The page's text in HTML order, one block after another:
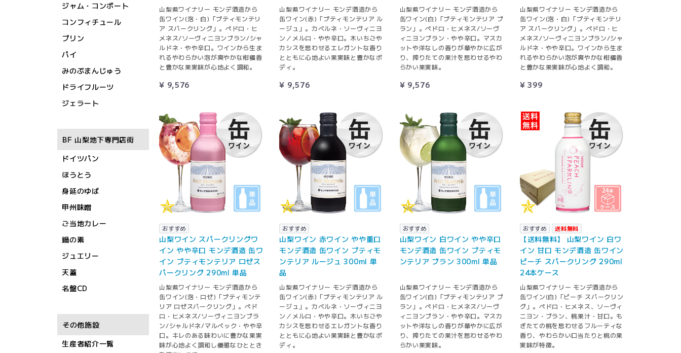
ジャム・コンポート
コンフィチュール
プリン
パイ
みのぶまんじゅう
ドライフルーツ
ジェラート
BF 山梨地下専門店街
ドイツパン
ほうとう
身延のゆば
甲州味噌
ご当地カレー
鍋の素
ジュエリー
天蓋
名盤CD
その他施設
生産者紹介一覧
山梨県ワイナリー モンデ酒造から
缶ワイン(泡・白)「プティモンテリ
ア スパークリング」。ペドロ・ヒ
メネス/ソーヴィニヨンブラン/シャ
ルドネ・やや辛口。ワインから生ま
れるやわらかい泡が爽やかな柑橘香
と豊かな果実味が心地よく調和。
¥ 9,576
山梨県ワイナリー モンデ酒造から
缶ワイン(赤)「プティモンテリア ル
ージュ」。カベルネ・ソーヴィニヨ
ン／メルロ・やや辛口。木いちごや
カシスを思わせるエレガントな香り
とともに心地よい果実味と豊かなボ
ディ。
¥ 9,576
山梨県ワイナリー モンデ酒造から
缶ワイン(白)「プティモンテリア ブ
ラン」。ペドロ・ヒメネス/ソーヴ
ィニヨンブラン・やや辛口。マスカ
ットや洋なしの香りが華やかに広が
り、搾りたての果汁を思わせるやわ
らかい果実味。
¥ 9,576
山梨県ワイナリー モンデ酒造から
缶ワイン(泡・白)「プティモンテリ
ア スパークリング」。ペドロ・ヒ
メネス/ソーヴィニヨンブラン/シャ
ルドネ・やや辛口。ワインから生ま
れるやわらかい泡が爽やかな柑橘香
と豊かな果実味が心地よく調和。
¥ 399
おすすめ
山梨ワイン スパークリングワ
イン やや辛口 モンデ酒造 缶ワ
イン プティモンテリア ロゼス
パークリング 290ml 単品
山梨県ワイナリー モンデ酒造から
缶ワイン(泡・ロゼ)「プティモンテ
リア ロゼスパークリング」。ペド
ロ・ヒメネス/ソーヴィニヨンブラ
ン/シャルドネ/マルベック・やや辛
口。キレのある味わいに豊かな果実
味が心地よく調和し優雅なひととき
おすすめ
山梨ワイン 赤ワイン やや重口
モンデ酒造 缶ワイン プティモ
ンテリア ルージュ 300ml 単
品
山梨県ワイナリー モンデ酒造から
缶ワイン(赤)「プティモンテリア ル
ージュ」。カベルネ・ソーヴィニヨ
ン／メルロ・やや辛口。木いちごや
カシスを思わせるエレガントな香り
とともに心地よい果実味と豊かなボ
ディ。
おすすめ
山梨ワイン 白ワイン やや辛口
モンデ酒造 缶ワイン プティモ
ンテリア ブラン 300ml 単品
山梨県ワイナリー モンデ酒造から
缶ワイン(白)「プティモンテリア ブ
ラン」。ペドロ・ヒメネス/ソーヴ
ィニヨンブラン・やや辛口。マスカ
ットや洋なしの香りが華やかに広が
り、搾りたての果汁を思わせるやわ
らかい果実味。
おすすめ 送料無料
【送料無料】 山梨ワイン 白ワ
イン 甘口 モンデ酒造 缶ワイン
ピーチ スパークリング 290ml
24本ケース
山梨県ワイナリー モンデ酒造から
缶ワイン(白)「ピーチ スパークリン
グ」。ペドロ・ヒメネス、ソーヴィ
ニヨン・ブラン、桃果汁・甘口。も
ぎたての桃を思わせるフルーティな
香り、やわらかい口当たりと桃の果
実味が特徴。